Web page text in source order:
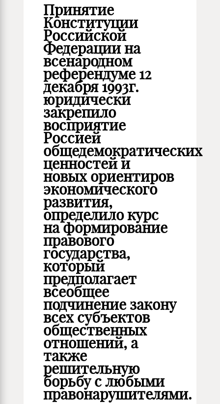
Принятие
Конституции
Российской
Федерации на
всенародном
референдуме 12
декабря 1993г.
юридически
закрепило
восприятие
Россией
общедемократических
ценностей и
новых ориентиров
экономического
развития,
определило курс
на формирование
правового
государства,
который
предполагает
всеобщее
подчинение закону
всех субъектов
общественных
отношений, а
также
решительную
борьбу с любыми
правонарушителями.